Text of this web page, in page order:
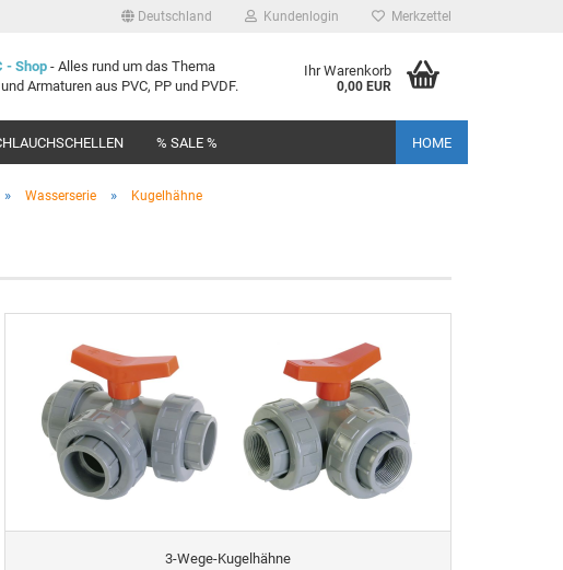
Deutschland Kundenlogin
Konto erstellen
Passwort vergessen?
Merkzettel
- Shop- Alles rund um das Thema
Armaturen aus PVC, PP und PVDF.
Ihr Warenkorb
0,00 EUR
% SALE % HOME
» Wasserserie » Kugelhähne
3-Wege-Kugelhähne